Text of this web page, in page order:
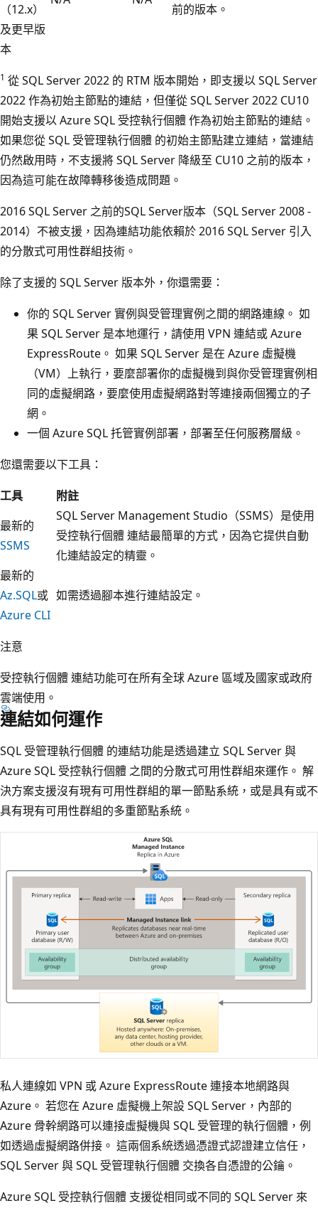
（12.x）
及更早版
本
前的版本。
1 從 SQL Server 2022 的 RTM 版本開始，即支援以 SQL Server
2022 作為初始主節點的連結，但僅從 SQL Server 2022 CU10
開始支援以 Azure SQL 受控執行個體 作為初始主節點的連結。
如果您從 SQL 受管理執行個體 的初始主節點建立連結，當連結
仍然啟用時，不支援將 SQL Server 降級至 CU10 之前的版本，
因為這可能在故障轉移後造成問題。
2016 SQL Server 之前的SQL Server版本（SQL Server 2008 -
2014）不被支援，因為連結功能依賴於 2016 SQL Server 引入
的分散式可用性群組技術。
除了支援的 SQL Server 版本外，你還需要：
你的 SQL Server 實例與受管理實例之間的網路連線。 如
果 SQL Server 是本地運行，請使用 VPN 連結或 Azure
ExpressRoute。 如果 SQL Server 是在 Azure 虛擬機
（VM）上執行，要麼部署你的虛擬機到與你受管理實例相
同的虛擬網路，要麼使用虛擬網路對等連接兩個獨立的子
網。
一個 Azure SQL 托管實例部署，部署至任何服務層級。
您還需要以下工具：
工具
附註
最新的
SSMS
SQL Server Management Studio（SSMS）是使用
受控執行個體 連結最簡單的方式，因為它提供自動
化連結設定的精靈。
最新的
Az.SQL或
Azure CLI
如需透過腳本進行連結設定。
注意
受控執行個體 連結功能可在所有全球 Azure 區域及國家或政府
雲端使用。
連結如何運作
SQL 受管理執行個體 的連結功能是透過建立 SQL Server 與
Azure SQL 受控執行個體 之間的分散式可用性群組來運作。 解
決方案支援沒有現有可用性群組的單一節點系統，或是具有或不
具有現有可用性群組的多重節點系統。
私人連線如 VPN 或 Azure ExpressRoute 連接本地網路與
Azure。 若您在 Azure 虛擬機上架設 SQL Server，內部的
Azure 骨幹網路可以連接虛擬機與 SQL 受管理的執行個體，例
如透過虛擬網路併接。 這兩個系統透過憑證式認證建立信任，
SQL Server 與 SQL 受管理執行個體 交換各自憑證的公鑰。
Azure SQL 受控執行個體 支援從相同或不同的 SQL Server 來